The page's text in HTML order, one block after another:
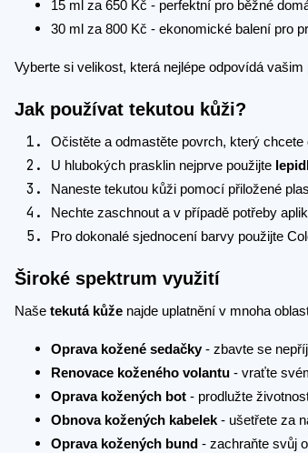
15 ml za 650 Kč - perfektní pro běžné
30 ml za 800 Kč - ekonomické balení pro
Vyberte si velikost, která nejlépe odpovídá
Jak používat tekutou kůži?
Očistěte a odmastěte povrch, který chcete
U hlubokých prasklin nejprve použijte
Naneste tekutou kůži pomocí přiložené
Nechte zaschnout a v případě potřeby
Pro dokonalé sjednocení barvy použijte
Široké spektrum využití
Naše tekutá kůže najde uplatnění v mnoha
Oprava kožené sedačky- zbavte se
Renovace koženého volantu - vraťte
Oprava kožených bot - prodlužte
Obnova kožených kabelek - ušetřete za
Oprava kožených bund - zachraňte svůj